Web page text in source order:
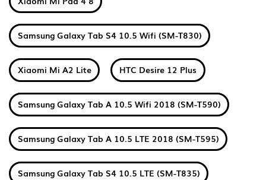
Samsung Galaxy Tab S4 10.5 Wifi (SM-T830)
Xiaomi Mi A2 Lite HTC Desire 12 Plus
Samsung Galaxy Tab A 10.5 Wifi 2018 (SM-T590)
Samsung Galaxy Tab A 10.5 LTE 2018 (SM-T595)
Samsung Galaxy Tab S4 10.5 LTE (SM-T835)